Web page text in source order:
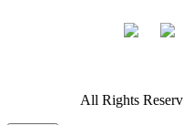
All Rights